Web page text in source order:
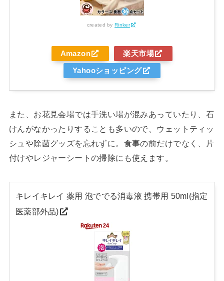
created byRinker
Amazon 楽天市場
Yahooショッピング
また、お花見会場では手洗い場が混みあっていたり、石
けんがなかったりすることも多いので、ウェットティッ
シュや除菌グッズを忘れずに。食事の前だけでなく、片
付けやレジャーシートの掃除にも使えます。
キレイキレイ 薬用 泡ででる消毒液 携帯用 50ml(指定
医薬部外品)